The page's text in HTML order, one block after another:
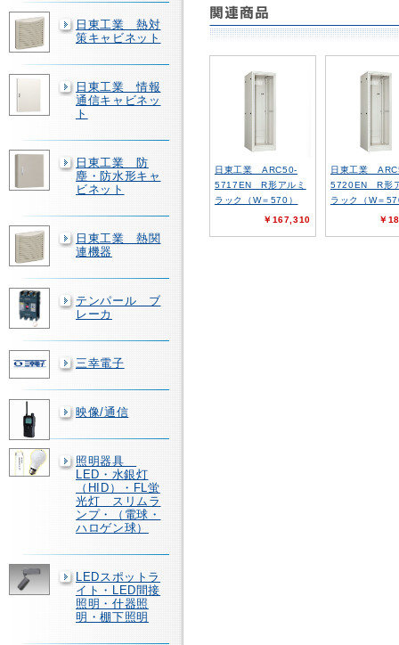
日東工業 熱対
策キャビネット
日東工業 情報
通信キャビネッ
ト
日東工業 防
塵・防水形キャ
ビネット
日東工業 熱関
連機器
テンパール ブ
レーカ
三幸電子
映像/通信
照明器具
LED・水銀灯
（HID）・FL蛍
光灯 スリムラ
ンプ・（電球・
ハロゲン球）
LEDスポットラ
イト・LED間接
照明・什器照
明・棚下照明
日東工業 ARC50-
5717EN R形アルミ
ラック（W＝570）
￥167,310
日東工業
5720EN R形
ラック（W＝
￥